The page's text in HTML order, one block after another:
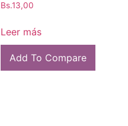
Bs.13,00
Leer más
Add To Compare